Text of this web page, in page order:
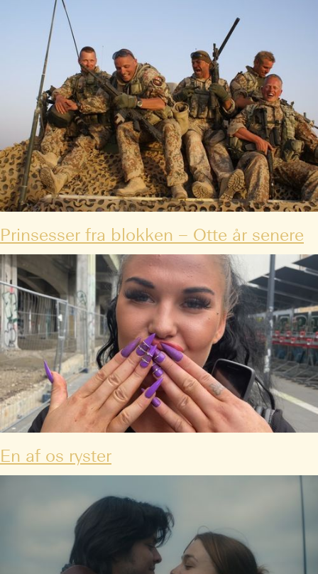
Prinsesser fra blokken – Otte år senere
En af os ryster